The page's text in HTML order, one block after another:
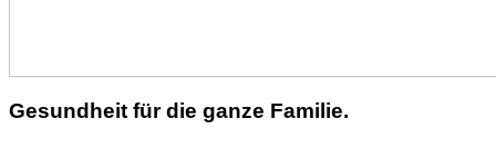
Gesundheit für die ganze Familie.